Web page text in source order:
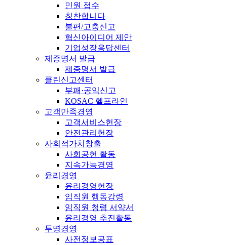
민원 접수
칭찬합니다
불편/고충신고
혁신아이디어 제안
기업성장응답센터
제증명서 발급
제증명서 발급
클린신고센터
부패·공익신고
KOSAC 헬프라인
고객만족경영
고객서비스헌장
안전관리헌장
사회적가치창출
사회공헌 활동
지속가능경영
윤리경영
윤리경영헌장
임직원 행동강령
임직원 청렴 서약서
윤리경영 추진활동
투명경영
사전정보공표